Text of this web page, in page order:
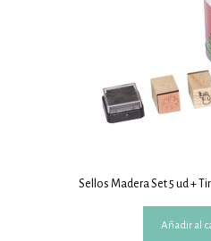
Sellos Madera Set 5 ud +
Añadir al